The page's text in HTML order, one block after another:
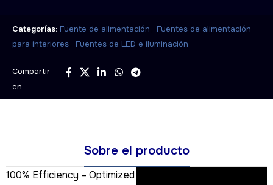
Categorías: Fuente de alimentación
Fuentes de alimentación
para interiores
Fuentes de LED e iluminación
Compartir
en:
Sobre el producto
100% Efficiency – Optimized